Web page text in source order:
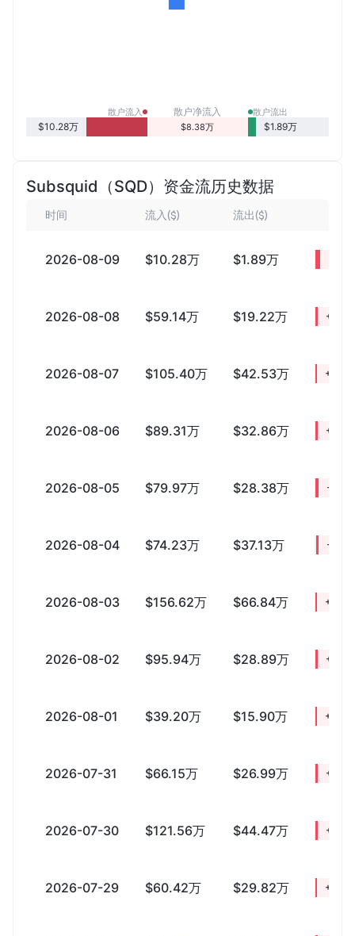
散户流入
$10.28万
散户净流入
$8.38万
散户流出
$1.89万
Subsquid（SQD）资金流历史数据
时间 流入($) 流出($)
2026-08-09 $10.28万 $1.89万
2026-08-08 $59.14万 $19.22万
2026-08-07 $105.40万 $42.53万
2026-08-06 $89.31万 $32.86万
2026-08-05 $79.97万 $28.38万
2026-08-04 $74.23万 $37.13万
2026-08-03 $156.62万 $66.84万
2026-08-02 $95.94万 $28.89万
2026-08-01 $39.20万 $15.90万
2026-07-31 $66.15万 $26.99万
2026-07-30 $121.56万 $44.47万
2026-07-29 $60.42万 $29.82万